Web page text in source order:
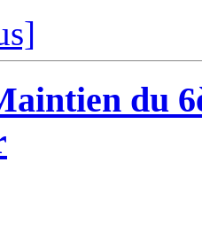
du